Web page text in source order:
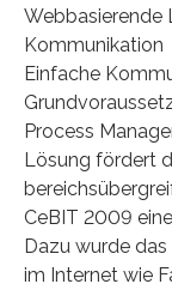
Webbasierende
Kommunikation
Einfache
Process
Lösung fördert
CeBIT 2009
Dazu wurde
im Internet wie